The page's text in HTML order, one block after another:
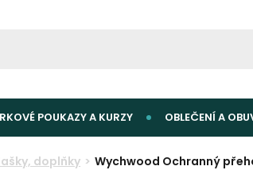
POUKAZY A KURZY OBLEČENÍ A
doplňky Wychwood Ochranný